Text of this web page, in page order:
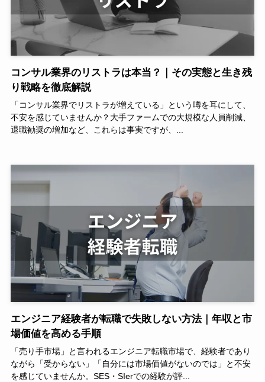
コンサル業界のリストラは本当？｜その実態と生き残
り戦略を徹底解説
「コンサル業界でリストラが増えている」という噂を耳にして、
不安を感じていませんか？大手ファームでの大規模な人員削減、
退職勧奨の増加など、これらは事実ですが、...
エンジニア経験者が転職で失敗しない方法｜年収と市
場価値を高める手順
「売り手市場」と言われるエンジニア転職市場で、経験者であり
ながら「受からない」「自分には市場価値がないのでは」と不安
を感じていませんか。SES・SIerでの経験が評...